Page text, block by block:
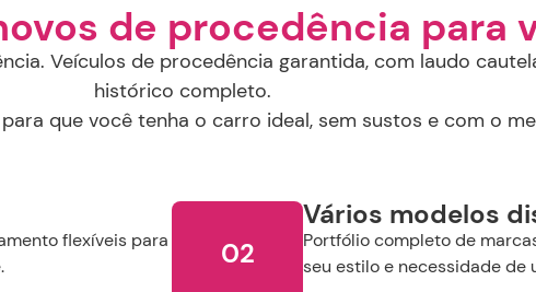
PORSCHE
RENAULT
VOLKSWAGEN VOLVO
R$
R$
a Loja:
de procedência para
Veículos de procedência garantida, com laudo
histórico completo.
que você tenha o carro ideal, sem sustos e com o
flexíveis para
02
Vários modelos
Portfólio completo de
seu estilo e necessidade de
Continuar